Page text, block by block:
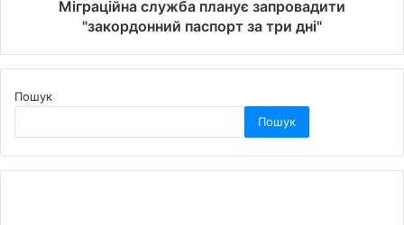
Міграційна служба планує запровадити
"закордонний паспорт за три дні"
Пошук
Пошук